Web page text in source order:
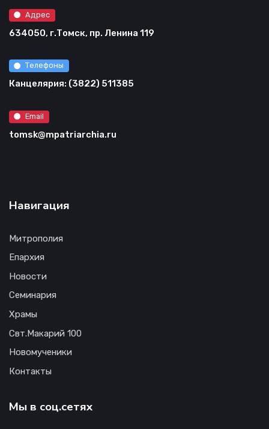
Адрес
634050, г.Томск, пр. Ленина 119
Телефоны
Канцелярия: (3822) 511385
Email
tomsk@mpatriarchia.ru
Навигация
Митрополия
Епархия
Новости
Семинария
Храмы
Свт.Макарий 100
Новомученики
Контакты
Мы в соц.сетях